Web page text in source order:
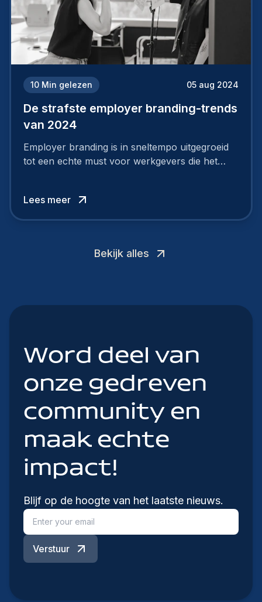
10 Min gelezen 05 aug 2024
De strafste employer branding-trends
van 2024
Employer branding is in sneltempo uitgegroeid
tot een echte must voor werkgevers die het
Lees meer
Bekijk alles
Word deel van
onze gedreven
community en
maak echte
impact!
Blijf op de hoogte van het laatste nieuws.
Verstuur